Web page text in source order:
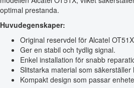
optimal prestanda.
Huvudegenskaper:
Original reservdel för Alcatel
Ger en stabil och tydlig signal.
Enkel installation för snabb
Slitstarka material som säkerställer
Kompakt design som passar